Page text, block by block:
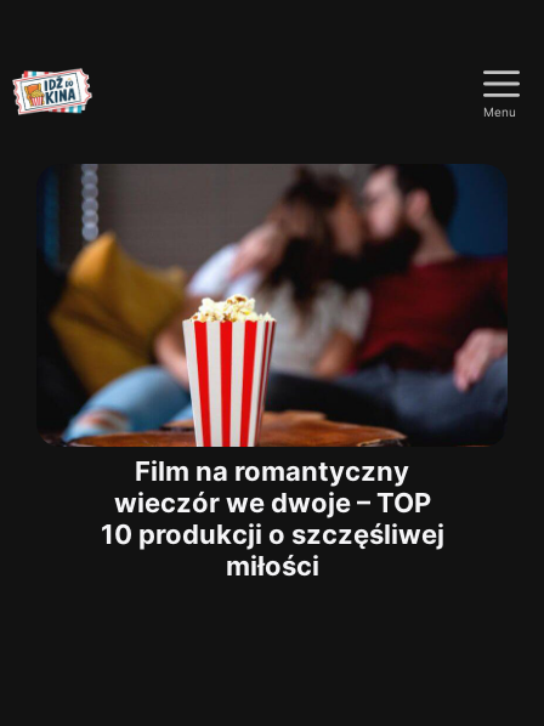
do
treści
Menu
Film na romantyczny
wieczór we dwoje – TOP
10 produkcji o szczęśliwej
miłości